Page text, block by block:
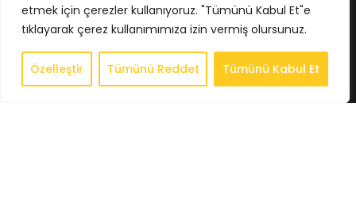
etmek için çerezler kullanıyoruz. "Tümünü Kabul Et"e
tıklayarak çerez kullanımımıza izin vermiş olursunuz.
Özelleştir Tümünü Reddet Tümünü Kabul Et
Hakkımızda
Store
İletişim
0